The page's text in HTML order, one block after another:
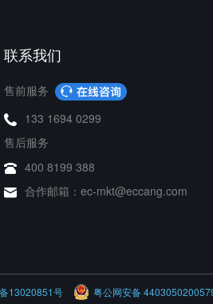
联系我们
售前服务
133 1694 0299
售后服务
400 8199 388
合作邮箱：ec-mkt@eccang.com
13020851号 粤公网安备